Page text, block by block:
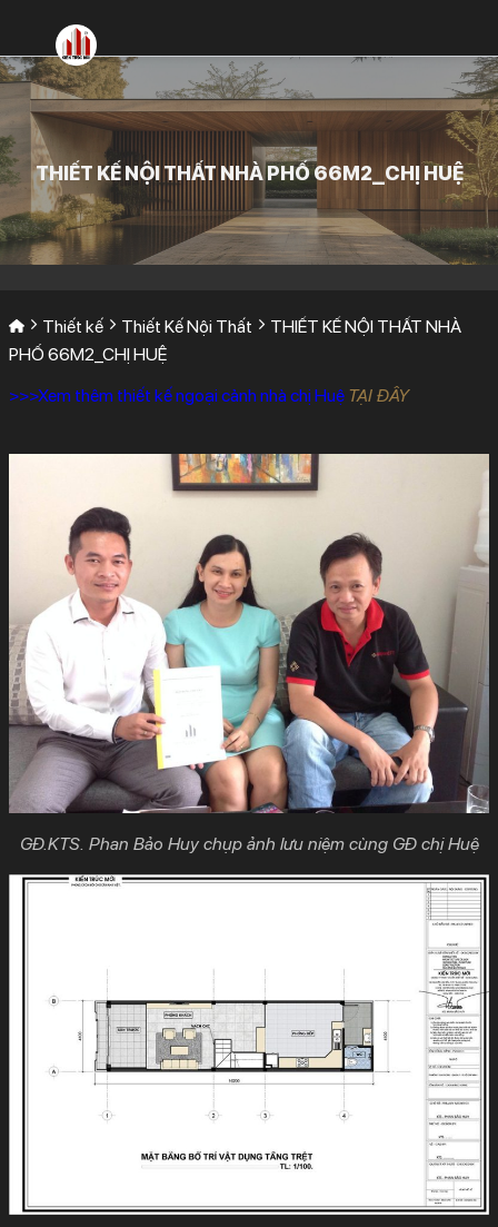
nội
dung
THIẾT KẾ NỘI THẤT NHÀ PHỐ 66M2_CHỊ HUỆ
Thiết kế Thiết Kế Nội Thất
THIẾT KẾ NỘI THẤT NHÀ
PHỐ 66M2_CHỊ HUỆ
>>>Xem thêm thiết kế ngoại cảnh nhà chị Huệ TẠI ĐÂY
GĐ.KTS. Phan Bảo Huy chụp ảnh lưu niệm cùng GĐ chị Huệ